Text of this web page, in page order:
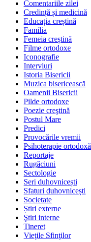
Comentariile zilei
Credință și medicină
Educația creștină
Familia
Femeia creștină
Filme ortodoxe
Iconografie
Interviuri
Istoria Bisericii
Muzica bisericească
Oamenii Bisericii
Pilde ortodoxe
Poezie creştină
Postul Mare
Predici
Provocările vremii
Psihoterapie ortodoxă
Reportaje
Rugăciuni
Sectologie
Seri duhovnicești
Sfaturi duhovnicești
Societate
Știri externe
Ştiri interne
Tineret
Vieţile Sfinţilor